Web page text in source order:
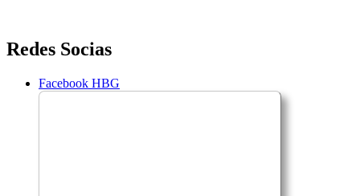
Saltar
para
conteúdo
Redes Socias
Facebook HBG